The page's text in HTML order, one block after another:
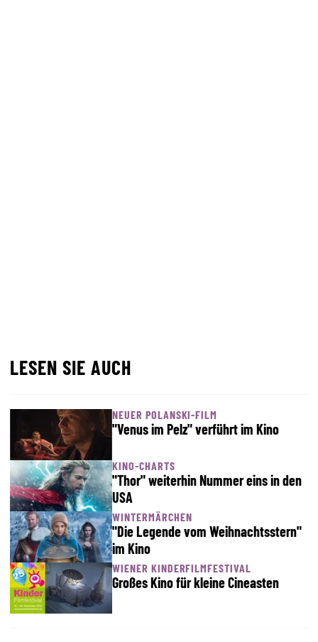
LESEN SIE AUCH
NEUER POLANSKI-FILM
"Venus im Pelz" verführt im Kino
KINO-CHARTS
"Thor" weiterhin Nummer eins in den
USA
WINTERMÄRCHEN
"Die Legende vom Weihnachtsstern"
im Kino
WIENER KINDERFILMFESTIVAL
Großes Kino für kleine Cineasten